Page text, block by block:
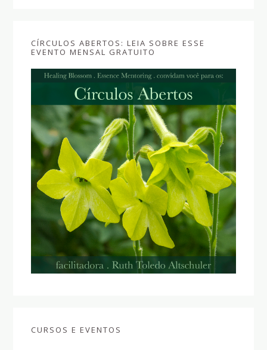
CÍRCULOS ABERTOS: LEIA SOBRE ESSE
EVENTO MENSAL GRATUITO
CURSOS E EVENTOS